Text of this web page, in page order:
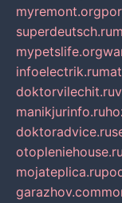
myremont.org
superdeutsch.ru
mypetslife.org
infoelectrik.ru
doktorvilechit.ru
manikjurinfo.ru
doktoradvice.ru
otopleniehouse.ru
mojateplica.ru
garazhov.com